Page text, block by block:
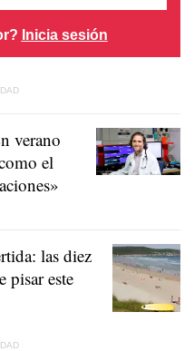
Inicia sesión
verano
el
las diez
pisar este